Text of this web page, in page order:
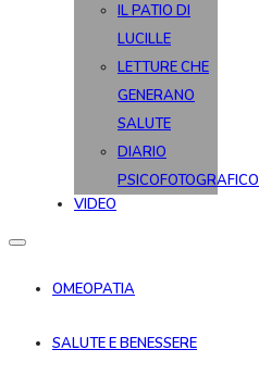
IL PATIO DI
LUCILLE
LETTURE CHE
GENERANO
SALUTE
DIARIO
PSICOFOTOGRAFICO
VIDEO
OMEOPATIA
SALUTE E BENESSERE